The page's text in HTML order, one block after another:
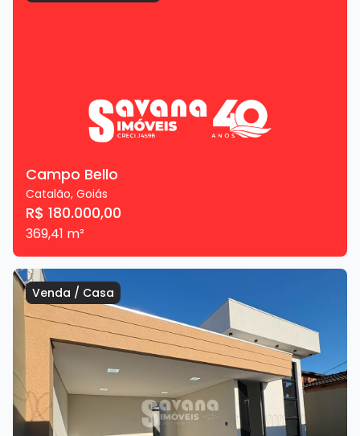
Campo Bello
Catalão, Goiás
R$ 180.000,00
369,41 m²
Venda / Casa